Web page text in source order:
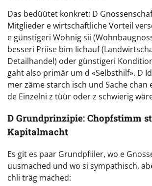
Das bedüütet konkret: D
Mitglieder e wirtschaftliche Vorteil
e günstigeri Wohnig sii
besseri Priise bim Iichauf
Detailhandel) oder günstigeri
gaht also primär um d «Selbsthilf». D
mer zäme starch isch und Sache chan
de Einzelni z tüür oder z schwierig
D Grundprinzipie: Chopfstimm
Kapitalmacht
Es git es paar Grundpfiiler, wo e
uusmached und wo si sympathisch,
chli träg mached: